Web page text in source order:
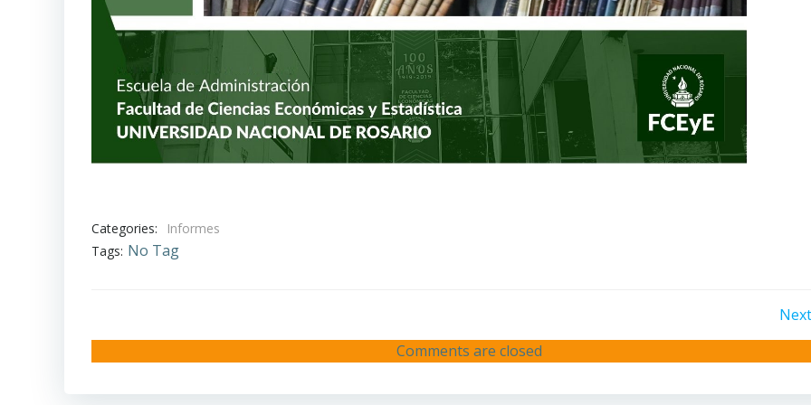
Categories:
Informes
Tags: No Tag
navigation
Comments are closed